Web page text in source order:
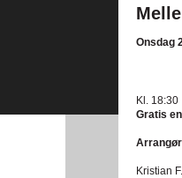
Onsdag
Kl. 18:30
Gratis
Kristian